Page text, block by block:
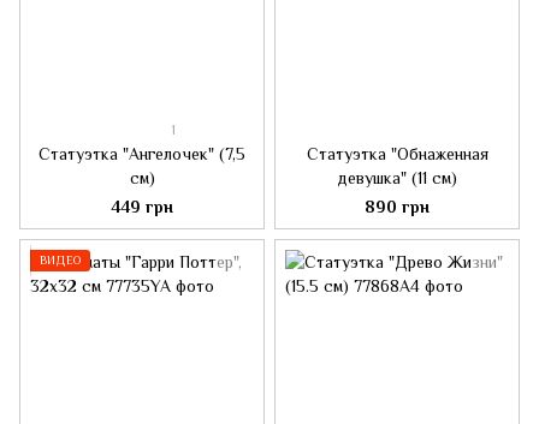
1
Статуэтка "Ангелочек" (7,5
см)
449 грн
Статуэтка "Обнаженная
девушка" (11 см)
890 грн
ВИДЕО